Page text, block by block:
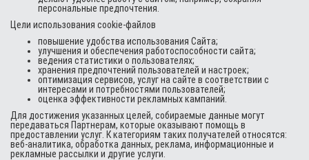
персональные предпочтения.
Цели использования cookie-файлов
повышение удобства использования Сайта;
улучшения и обеспечения работоспособности сайта;
ведения статистики о пользователях;
хранения предпочтений пользователей и настроек;
оптимизация сервисов, услуг на сайте в соответствии с
интересами и потребностями пользователей;
оценка эффективности рекламных кампаний.
Для достижения указанных целей, собираемые данные могут
передаваться Партнерам, которые оказывают помощь в
предоставлении услуг. К категориям таких получателей относятся:
веб-аналитика, обработка данных, реклама, информационные и
рекламные рассылки и другие услуги.